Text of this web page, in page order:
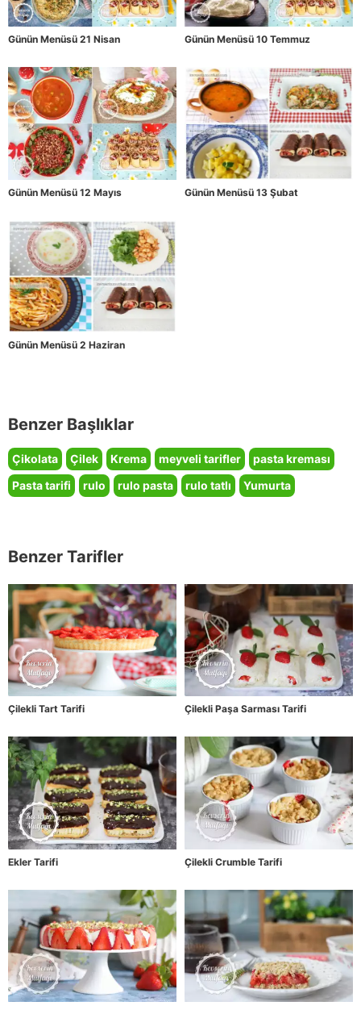
Günün Menüsü 21 Nisan Günün Menüsü 10 Temmuz
Günün Menüsü 12 Mayıs Günün Menüsü 13 Şubat
Günün Menüsü 2 Haziran
Benzer Başlıklar
Çikolata Çilek Krema meyveli tarifler
pasta kreması
Pasta tarifi
rulo rulo pasta rulo tatlı Yumurta
Benzer Tarifler
Çilekli Tart Tarifi Çilekli Paşa Sarması Tarifi
Ekler Tarifi Çilekli Crumble Tarifi